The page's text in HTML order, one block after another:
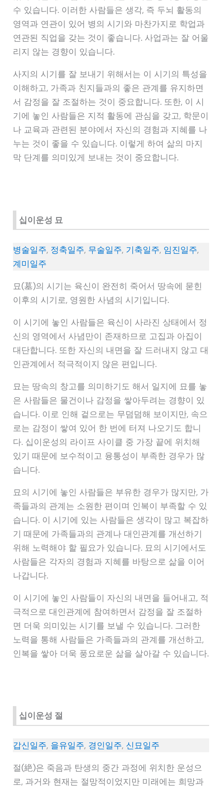
수 있습니다. 이러한 사람들은 생각, 즉 두뇌 활동의
영역과 연관이 있어 병의 시기와 마찬가지로 학업과
연관된 직업을 갖는 것이 좋습니다. 사업과는 잘 어울
리지 않는 경향이 있습니다.
사지의 시기를 잘 보내기 위해서는 이 시기의 특성을
이해하고, 가족과 친지들과의 좋은 관계를 유지하면
서 감정을 잘 조절하는 것이 중요합니다. 또한, 이 시
기에 놓인 사람들은 지적 활동에 관심을 갖고, 학문이
나 교육과 관련된 분야에서 자신의 경험과 지혜를 나
누는 것이 좋을 수 있습니다. 이렇게 하여 삶의 마지
막 단계를 의미있게 보내는 것이 중요합니다.
십이운성 묘
병술일주, 정축일주, 무술일주, 기축일주, 임진일주,
계미일주
묘(墓)의 시기는 육신이 완전히 죽어서 땅속에 묻힌
이후의 시기로, 영원한 사념의 시기입니다.
이 시기에 놓인 사람들은 육신이 사라진 상태에서 정
신의 영역에서 사념만이 존재하므로 고집과 아집이
대단합니다. 또한 자신의 내면을 잘 드러내지 않고 대
인관계에서 적극적이지 않은 편입니다.
묘는 땅속의 창고를 의미하기도 해서 일지에 묘를 놓
은 사람들은 물건이나 감정을 쌓아두려는 경향이 있
습니다. 이로 인해 겉으로는 무덤덤해 보이지만, 속으
로는 감정이 쌓여 있어 한 번에 터져 나오기도 합니
다. 십이운성의 라이프 사이클 중 가장 끝에 위치해
있기 때문에 보수적이고 융통성이 부족한 경우가 많
습니다.
묘의 시기에 놓인 사람들은 부유한 경우가 많지만, 가
족들과의 관계는 소원한 편이며 인복이 부족할 수 있
습니다. 이 시기에 있는 사람들은 생각이 많고 복잡하
기 때문에 가족들과의 관계나 대인관계를 개선하기
위해 노력해야 할 필요가 있습니다. 묘의 시기에서도
사람들은 각자의 경험과 지혜를 바탕으로 삶을 이어
나갑니다.
이 시기에 놓인 사람들이 자신의 내면을 들어내고, 적
극적으로 대인관계에 참여하면서 감정을 잘 조절하
면 더욱 의미있는 시기를 보낼 수 있습니다. 그러한
노력을 통해 사람들은 가족들과의 관계를 개선하고,
인복을 쌓아 더욱 풍요로운 삶을 살아갈 수 있습니다.
십이운성 절
갑신일주, 을유일주, 경인일주, 신묘일주
절(絶)은 죽음과 탄생의 중간 과정에 위치한 운성으
로, 과거와 현재는 절망적이었지만 미래에는 희망과